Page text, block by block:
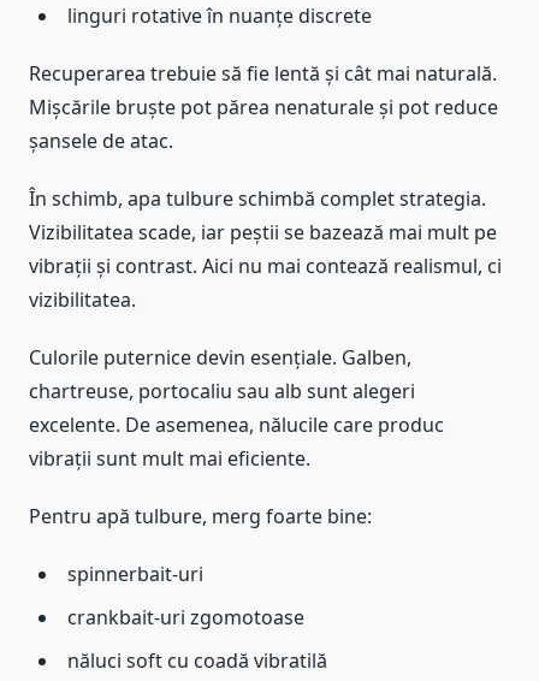
linguri rotative în nuanțe discrete
Recuperarea trebuie să fie lentă și cât mai naturală.
Mișcările bruște pot părea nenaturale și pot reduce
șansele de atac.
În schimb, apa tulbure schimbă complet strategia.
Vizibilitatea scade, iar peștii se bazează mai mult pe
vibrații și contrast. Aici nu mai contează realismul, ci
vizibilitatea.
Culorile puternice devin esențiale. Galben,
chartreuse, portocaliu sau alb sunt alegeri
excelente. De asemenea, nălucile care produc
vibrații sunt mult mai eficiente.
Pentru apă tulbure, merg foarte bine:
spinnerbait-uri
crankbait-uri zgomotoase
năluci soft cu coadă vibratilă